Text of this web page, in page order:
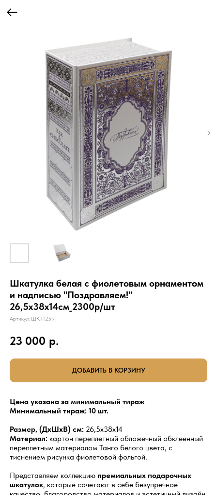
Шкатулка белая с фиолетовым орнаментом
и надписью "Поздравляем!"
26,5х38х14см_2300р/шт
Артикул: ШКТ1259
23 000 р.
ДОБАВИТЬ В КОРЗИНУ
Цена указана за минимальный тираж
Минимальный тираж: 10 шт.
Размер, (ДхШхВ) см: 26,5х38х14
Материал: картон переплетный обложечный обклеенный
переплетным материалом Танго белого цвета, с
тиснением рисунка фиолетовой фольгой.
Представляем коллекцию премиальных подарочных
шкатулок, которые сочетают в себе безупречное